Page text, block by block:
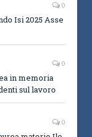
0
Isi 2025 Asse
0
in memoria
sul lavoro
0